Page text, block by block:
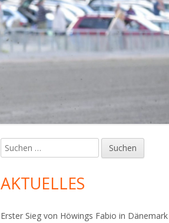
Haupt-
Seitenleiste
Suchen
nach:
AKTUELLES
Erster Sieg von Höwings Fabio in Dänemark